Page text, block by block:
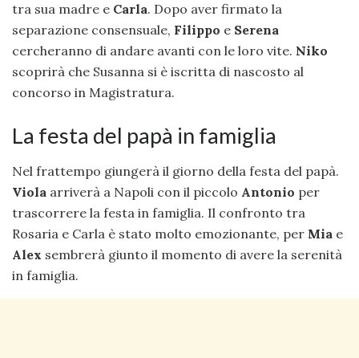
tra sua madre e Carla. Dopo aver firmato la
separazione consensuale, Filippo e Serena
cercheranno di andare avanti con le loro vite. Niko
scoprirà che Susanna si è iscritta di nascosto al
concorso in Magistratura.
La festa del papà in famiglia
Nel frattempo giungerà il giorno della festa del papà.
Viola arriverà a Napoli con il piccolo Antonio per
trascorrere la festa in famiglia. Il confronto tra
Rosaria e Carla è stato molto emozionante, per Mia e
Alex sembrerà giunto il momento di avere la serenità
in famiglia.